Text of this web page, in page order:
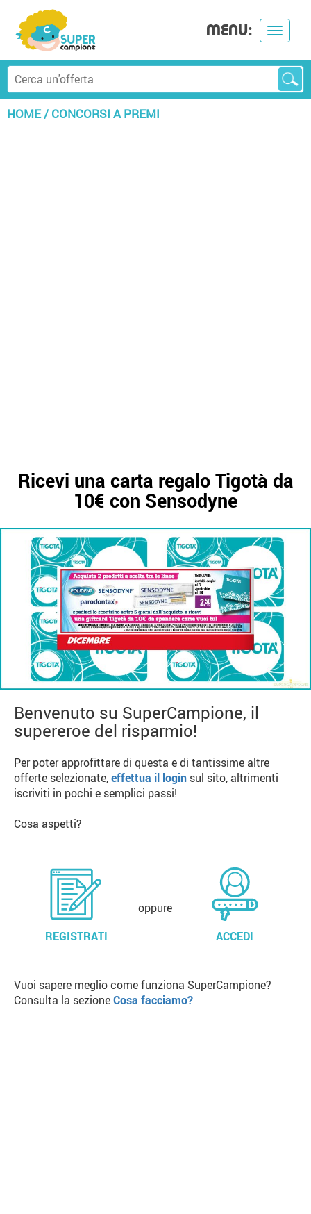
Toggle
MENU:
HOME/CONCORSI A PREMI
Ricevi una carta regalo Tigotà da
10€ con Sensodyne
Benvenuto su SuperCampione, il
supereroe del risparmio!
Per poter approfittare di questa e di tantissime altre
offerte selezionate,effettua il login sul sito, altrimenti
iscriviti in pochi e semplici passi!
Cosa aspetti?
REGISTRATI
oppure
ACCEDI
Vuoi sapere meglio come funziona SuperCampione?
Consulta la sezioneCosa facciamo?